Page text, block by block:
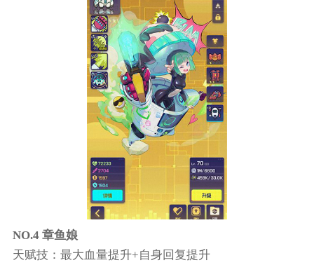
NO.4 章鱼娘
天赋技：最大血量提升+自身回复提升